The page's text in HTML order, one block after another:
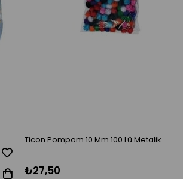
Ticon Pompom 10 Mm 100 Lü Metalik
₺27,50